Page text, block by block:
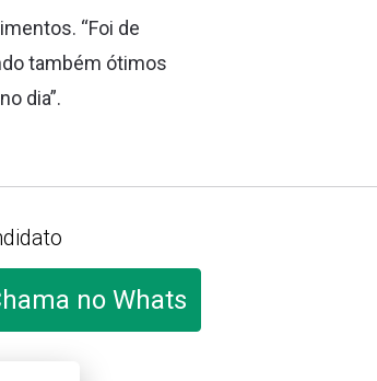
“Foi de
também ótimos
dia”.
no Whats